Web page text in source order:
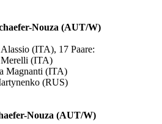
Nouza (AUT/W)
Alassio (ITA), 17 Paare:
Merelli (ITA)
Magnanti (ITA)
(RUS)
Nouza (AUT/W)